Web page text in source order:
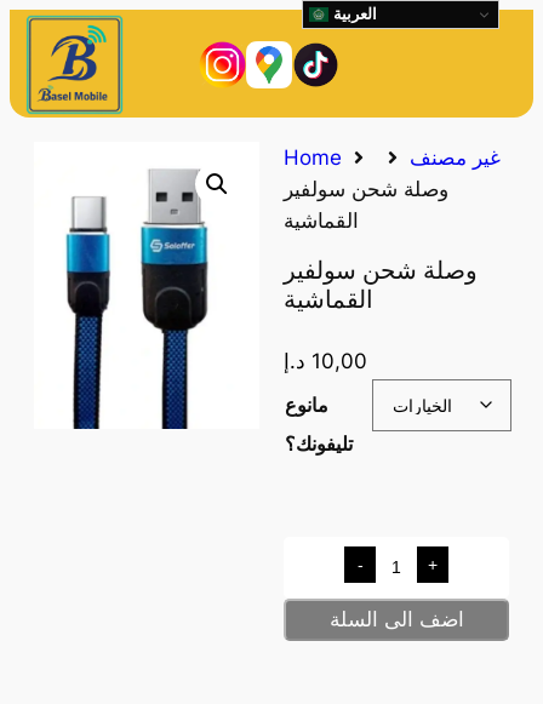
Home
غير مصنف
وصلة شحن سولفير
القماشية
وصلة شحن سولفير
القماشية
10,00 د.إ
مانوع
تليفونك؟
- +
اضف الى السلة
العربية